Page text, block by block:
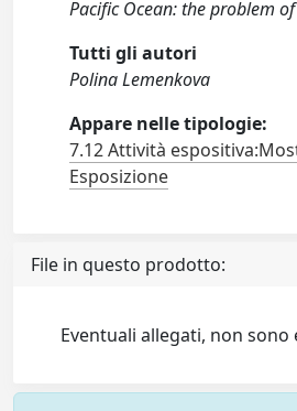
Pacific Ocean: the problem
Tutti gli autori
Polina Lemenkova
Appare nelle tipologie:
7.12 Attività
Esposizione
File in questo prodotto:
Eventuali allegati, non sono